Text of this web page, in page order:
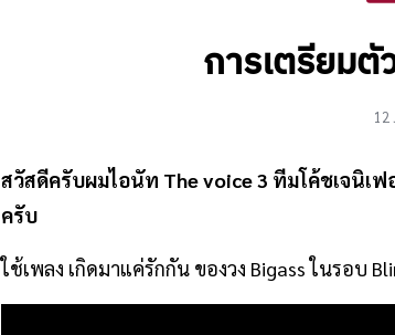
การเตรียมตั
12
สวัสดีครับผมไอนัท The voice 3 ทีมโค้ชเจนิเ
ครับ
ใช้เพลง เกิดมาแค่รักกัน ของวง Bigass ในรอบ